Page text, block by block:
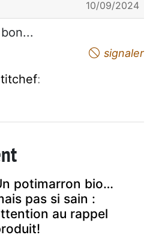
10/09/2024
appreciate signaler
:
potimarron bio…
pas si sain :
au rappel